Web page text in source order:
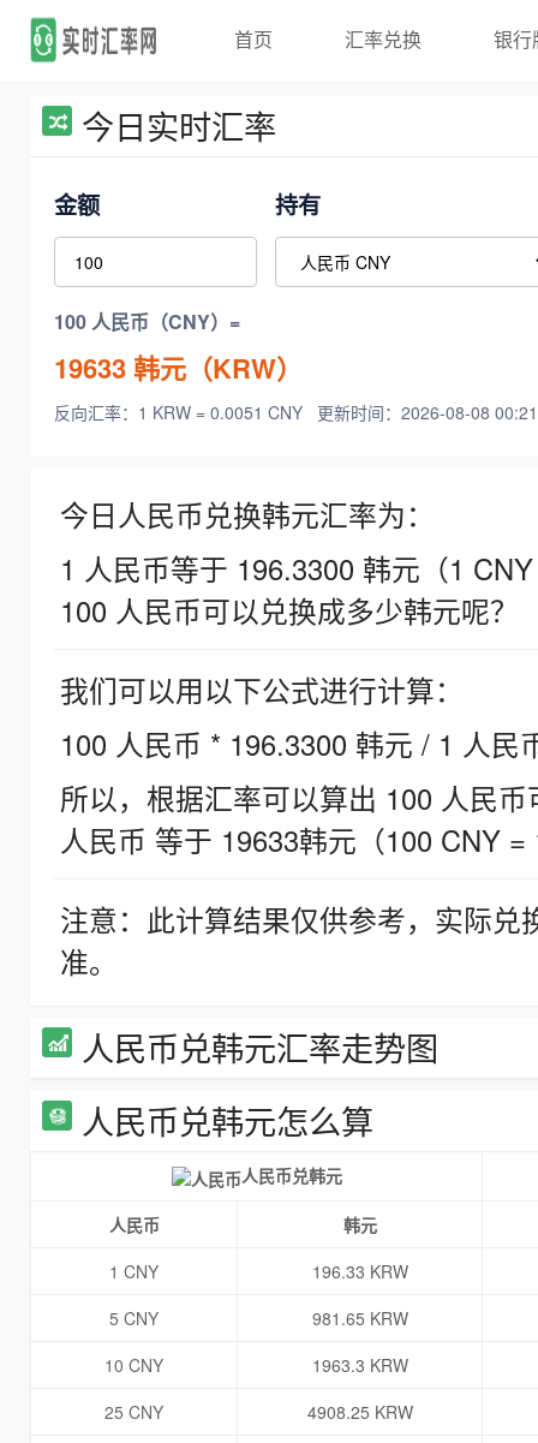
首页 汇率兑换 银行
今日实时汇率
金额 持有
100 人民币（CNY）=
19633韩元（KRW）
反向汇率：1 KRW = 0.0051 CNY 更新时间：2026-08-08
今日人民币兑换韩元汇率为：
1 人民币等于 196.3300 韩元（1
100 人民币可以兑换成多少韩元呢？
我们可以用以下公式进行计算：
100 人民币 * 196.3300 韩元 / 1 人民
所以，根据汇率可以算出 100 人民
人民币 等于 19633韩元（100 CNY =
注意：此计算结果仅供参考，实际
准。
人民币兑韩元汇率走势图
人民币兑韩元怎么算
人民币兑韩元
人民币
韩元
1 CNY
196.33 KRW
5 CNY
981.65 KRW
10 CNY
1963.3 KRW
25 CNY
4908.25 KRW